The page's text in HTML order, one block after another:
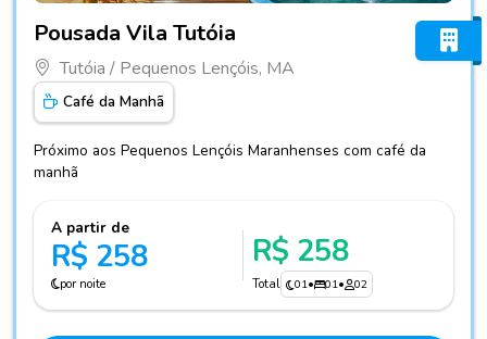
Pousada Vila Tutóia
Tutóia / Pequenos Lençóis, MA
Café da Manhã
Próximo aos Pequenos Lençóis Maranhenses com café da
manhã
A partir de
R$ 258
por noite
R$ 258
Total 01• 01• 02